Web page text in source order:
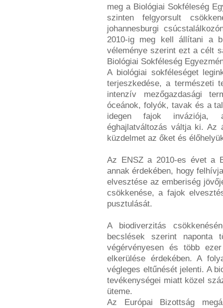
meg a Biológiai Sokféleség
szinten felgyorsult
johannesburgi
2010-ig meg kell állítani a
véleménye szerint ezt a célt
Biológiai Sokféleség
A biológiai sokféleséget
terjeszkedése, a természeti
intenzív mezőgazdasági
óceánok, folyók, tavak és a
idegen fajok inváziója,
éghajlatváltozás váltja ki. Az
küzdelmet az őket és
Az ENSZ a 2010-es évet a
annak érdekében, hogy
elvesztése az emberiség
csökkenése, a fajok
pusztulását.
A biodiverzitás
becslések szerint
végérvényesen és több
elkerülése érdekében. A
végleges eltűnését jelenti. A
tevékenységei miatt közel
üteme.
Az Európai Bizottság